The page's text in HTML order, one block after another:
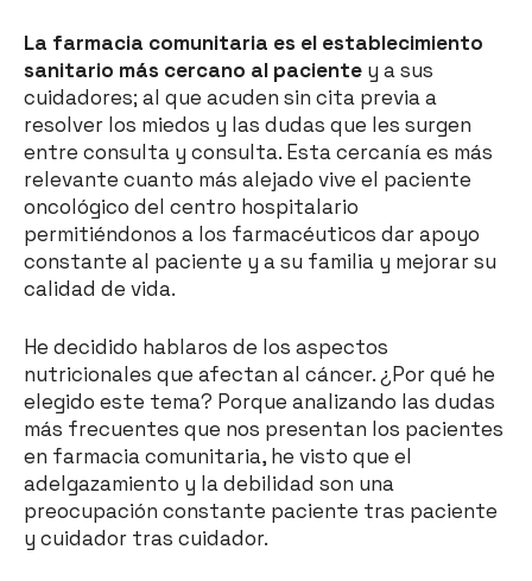
La farmacia comunitaria es el establecimiento
sanitario más cercano al paciente y a sus
cuidadores; al que acuden sin cita previa a
resolver los miedos y las dudas que les surgen
entre consulta y consulta. Esta cercanía es más
relevante cuanto más alejado vive el paciente
oncológico del centro hospitalario
permitiéndonos a los farmacéuticos dar apoyo
constante al paciente y a su familia y mejorar su
calidad de vida.
He decidido hablaros de los aspectos
nutricionales que afectan al cáncer. ¿Por qué he
elegido este tema? Porque analizando las dudas
más frecuentes que nos presentan los pacientes
en farmacia comunitaria, he visto que el
adelgazamiento y la debilidad son una
preocupación constante paciente tras paciente
y cuidador tras cuidador.